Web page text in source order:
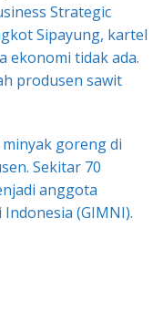
Strategic
Sipayung, kartel
ekonomi tidak ada.
produsen sawit
goreng di
Sekitar 70
anggota
(GIMNI).